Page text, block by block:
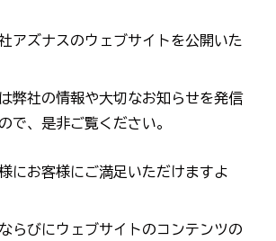
アズナスのウェブサイトを公開いた
弊社の情報や大切なお知らせを発信
で、是非ご覧ください。
にお客様にご満足いただけますよ
らびにウェブサイトのコンテンツの